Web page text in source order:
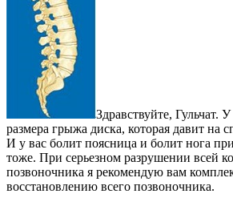
Здравствуйте, Гульчат.
размера грыжа диска, которая давит на
И у вас болит поясница и болит нога
тоже. При серьезном разрушении всей
позвоночника я рекомендую вам
восстановлению всего позвоночника.